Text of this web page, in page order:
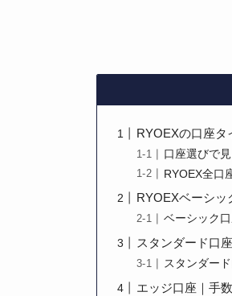
RYOEXの口座タ
口座選びで
RYOEX全口
RYOEXベーシッ
ベーシック
スタンダード口
スタンダー
エッジ口座｜手